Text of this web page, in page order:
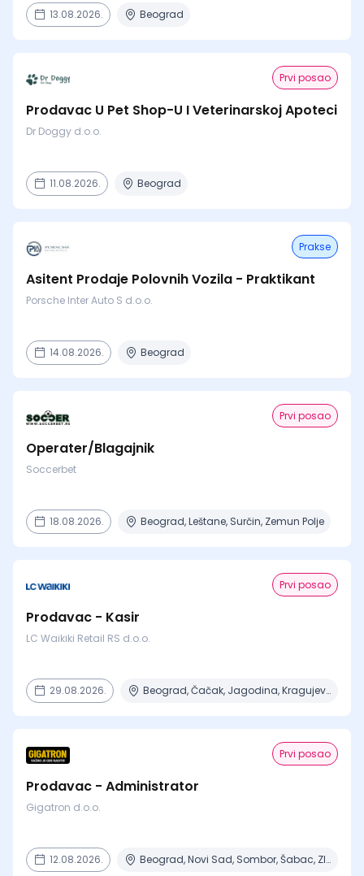
13.08.2026. Beograd
Prvi posao
Prodavac U Pet Shop-U I Veterinarskoj Apoteci
Dr Doggy d.o.o.
11.08.2026. Beograd
Prakse
Asitent Prodaje Polovnih Vozila - Praktikant
Porsche Inter Auto S d.o.o.
14.08.2026. Beograd
Prvi posao
Operater/Blagajnik
Soccerbet
18.08.2026. Beograd, Leštane, Surčin, Zemun Polje
Prvi posao
Prodavac - Kasir
LC Waikiki Retail RS d.o.o.
29.08.2026. Beograd, Čačak, Jagodina, Kragujevac, Kruševac + 15 mesta
Prvi posao
Prodavac - Administrator
Gigatron d.o.o.
12.08.2026. Beograd, Novi Sad, Sombor, Šabac, Zlatibor + 1 mesto